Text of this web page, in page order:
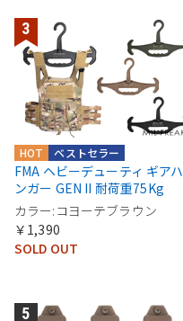
ベストセラー
HOT
FMA ヘビーデューティ ギアハ
ンガー GEN II 耐荷重75Kg
カラー:コヨーテブラウン
￥1,390
SOLD OUT